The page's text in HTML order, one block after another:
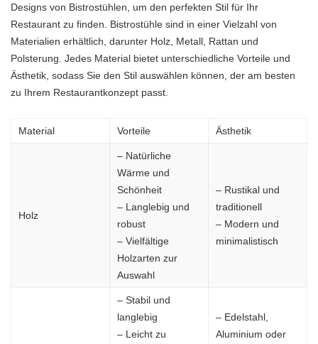
Designs von Bistrostühlen, um den perfekten Stil für Ihr
Restaurant zu finden. Bistrostühle sind in einer Vielzahl von
Materialien erhältlich, darunter Holz, Metall, Rattan und
Polsterung. Jedes Material bietet unterschiedliche Vorteile und
Ästhetik, sodass Sie den Stil auswählen können, der am besten
zu Ihrem Restaurantkonzept passt.
Material Vorteile Ästhetik
Holz
– Natürliche
Wärme und
Schönheit
– Langlebig und
robust
– Vielfältige
Holzarten zur
Auswahl
– Rustikal und
traditionell
– Modern und
minimalistisch
– Stabil und
langlebig
– Leicht zu
– Edelstahl,
Aluminium oder